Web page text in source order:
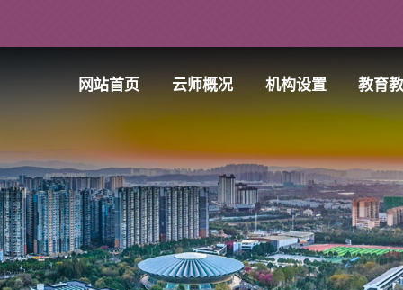
网站首页 云师概况 机构设置 教育